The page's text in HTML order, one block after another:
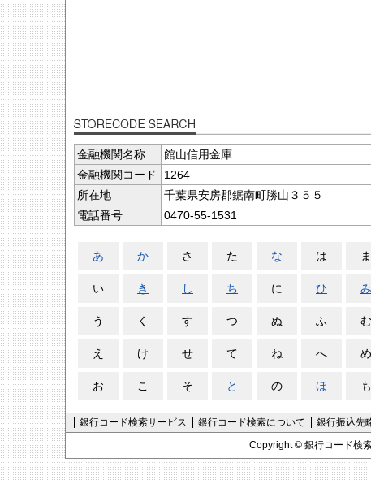
金融機関名称
館山信用金庫
金融機関コード
1264
所在地
千葉県安房郡鋸南町勝山３５５
電話番号
0470-55-1531
あ か さ た な は ま
い き し ち に ひ み
う く す つ ぬ ふ む
え け せ て ね へ め
お こ そ と の ほ も
銀行コード検索サービス 銀行コード検索について 銀行振込先
Copyright © 銀行コード検